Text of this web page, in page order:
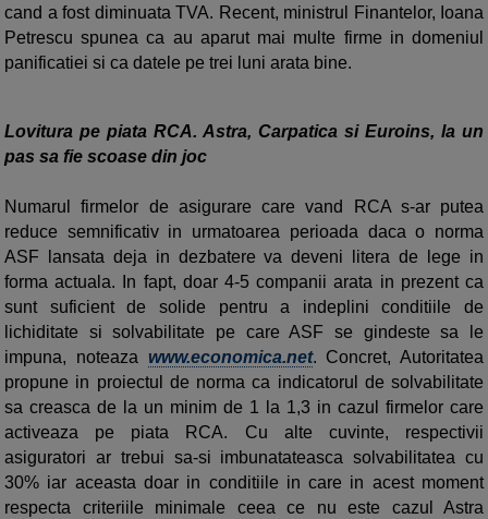
cand a fost diminuata TVA. Recent, ministrul Finantelor, Ioana
Petrescu spunea ca au aparut mai multe firme in domeniul
panificatiei si ca datele pe trei luni arata bine.
Lovitura pe piata RCA. Astra, Carpatica si Euroins, la un
pas sa fie scoase din joc
Numarul firmelor de asigurare care vand RCA s-ar putea
reduce semnificativ in urmatoarea perioada daca o norma
ASF lansata deja in dezbatere va deveni litera de lege in
forma actuala. In fapt, doar 4-5 companii arata in prezent ca
sunt suficient de solide pentru a indeplini conditiile de
lichiditate si solvabilitate pe care ASF se gindeste sa le
impuna, noteaza www.economica.net. Concret, Autoritatea
propune in proiectul de norma ca indicatorul de solvabilitate
sa creasca de la un minim de 1 la 1,3 in cazul firmelor care
activeaza pe piata RCA. Cu alte cuvinte, respectivii
asiguratori ar trebui sa-si imbunatateasca solvabilitatea cu
30% iar aceasta doar in conditiile in care in acest moment
respecta criteriile minimale ceea ce nu este cazul Astra